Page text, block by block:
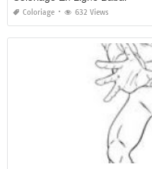
Coloriage 632 Views